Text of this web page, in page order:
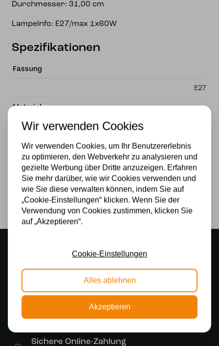
Durchmesser: 31,00 cm
LampeInfo: E27/max 1x60W
Spezifikationen
Fassung
E27
Material
Stromversorgung
230v
Lichtquelle
500 m2 großes Lampengeschäft in Rijssen
Kostenloser Versand
Kostenloser Versand in Deutschland ab 99 €
Kostenlose Lichtquellen
Die Bestellung umfasst die Lichtquelle
Sichere Online-Zahlung
Wir verwenden Cookies
Wir verwenden Cookies, um Ihr Benutzererlebnis
zu optimieren, den Webverkehr zu analysieren und
gezielte Werbung über Dritte anzuzeigen. Erfahren
Sie mehr darüber, wie wir Cookies verwenden und
wie Sie diese verwalten können, indem Sie auf
„Cookie-Einstellungen“ klicken. Wenn Sie der
Verwendung von Cookies zustimmen, klicken Sie
auf „Akzeptieren“.
Cookie-Einstellungen
Alles ablehnen
Akzeptieren